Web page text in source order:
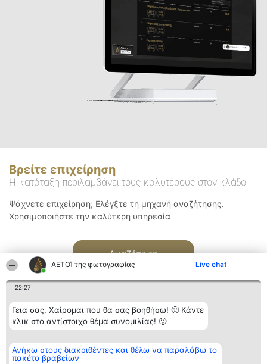
ΑΕΤΟΊ της φωτογραφίας Live chat
22:27
Γεια σας. Χαίρομαι που θα σας βοηθήσω! 🙂 Κάντε
κλικ στο αντίστοιχο θέμα συνομιλίας! 🙂
Ανήκω στους διακριθέντες και θέλω να παραλάβω το
πακέτο βραβείων
Βρείτε επιχείρηση
Η κατάταξη περιλαμβάνει τους καλύτερους στον κλάδο
Ψάχνετε επιχείρηση; Ελέγξτε τη μηχανή αναζήτησης.
Χρησιμοποιήστε την καλύτερη υπηρεσία
Αναζήτηση
Διοργανωτής της
κατάταξης
BEAUTIFUL COMPANY
Κατάταξη
Διακριθέντες
Επικοινωνία
Επικοινωνία